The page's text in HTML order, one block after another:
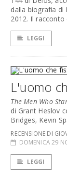
dalla biografia di
2012. Il racconto
LEGGI
L'uomo
The Men Who
di Grant Heslov
Bridges, Kevin
RECENSIONE DI
DOMENICA 29
LEGGI